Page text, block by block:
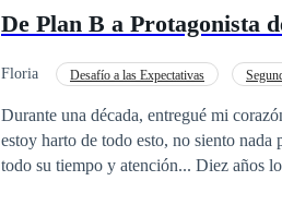
De Plan B a Protagonista
Floria Desafío a las Expectativas
Durante una década, entregué mi
estoy harto de todo esto, no siento nada por ti. Y mientras a mí me rechazaba, en cambio, a otra
todo su tiempo y atención... Diez años